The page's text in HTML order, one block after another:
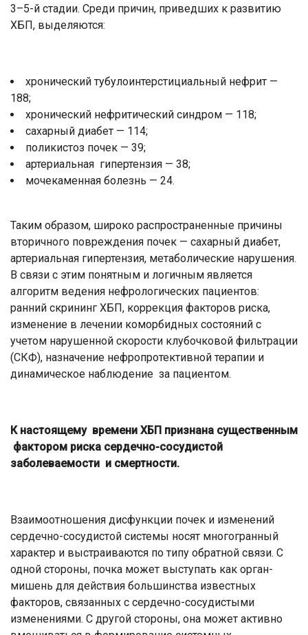
3–5-й стадии. Среди причин, приведших к развитию
ХБП, выделяются:
хронический тубулоинтерстициальный нефрит —
188;
хронический нефритический синдром — 118;
сахарный диабет — 114;
поликистоз почек — 39;
артериальная гипертензия — 38;
мочекаменная болезнь — 24.
Таким образом, широко распространенные причины
вторичного повреждения почек — сахарный диабет,
артериальная гипертензия, метаболические нарушения.
В связи с этим понятным и логичным является
алгоритм ведения нефрологических пациентов:
ранний скрининг ХБП, коррекция факторов риска,
изменение в лечении коморбидных состояний с
учетом нарушенной скорости клубочковой фильтрации
(СКФ), назначение нефропротективной терапии и
динамическое наблюдение за пациентом.
К настоящему времени ХБП признана существенным
фактором риска сердечно-сосудистой
заболеваемости и смертности.
Взаимоотношения дисфункции почек и изменений
сердечно-сосудистой системы носят многогранный
характер и выстраиваются по типу обратной связи. С
одной стороны, почка может выступать как орган-
мишень для действия большинства известных
факторов, связанных с сердечно-сосудистыми
изменениями. С другой стороны, она может активно